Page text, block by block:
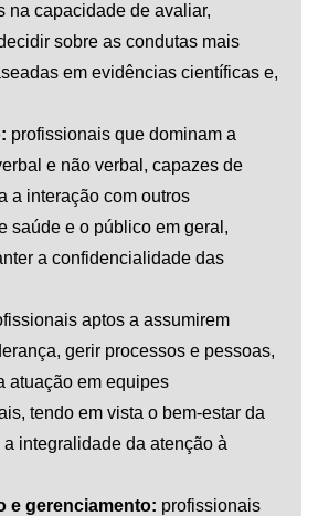
na capacidade de avaliar,
sobre as condutas mais
em evidências científicas e,
profissionais que dominam a
e não verbal, capazes de
a interação com outros
saúde e o público em geral,
a confidencialidade das
aptos a assumirem
gerir processos e pessoas,
atuação em equipes
tendo em vista o bem-estar da
integralidade da atenção à
e gerenciamento: profissionais